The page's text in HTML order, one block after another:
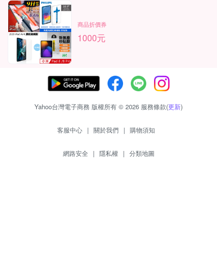
商品折價券
1000元
Yahoo台灣電子商務 版權所有 © 2026 服務條款(更新)
客服中心 | 關於我們 | 購物須知
網路安全 | 隱私權 | 分類地圖